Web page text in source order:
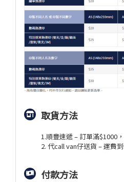
取貨方法
1.順豐速遞 – 訂單滿$1000
2. 代call van仔送貨 – 運費
付款方法